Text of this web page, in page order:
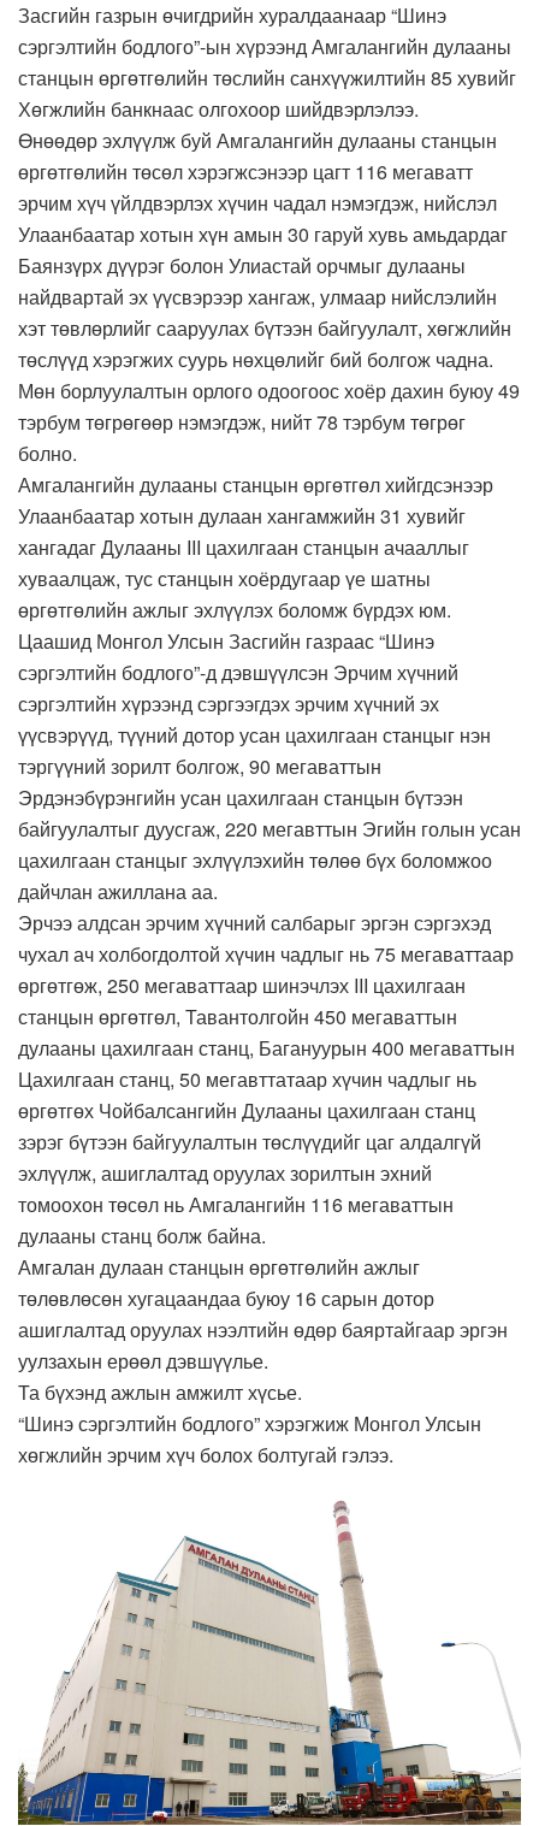
Засгийн газрын өчигдрийн хуралдаанаар “Шинэ
сэргэлтийн бодлого”-ын хүрээнд Амгалангийн дулааны
станцын өргөтгөлийн төслийн санхүүжилтийн 85 хувийг
Хөгжлийн банкнаас олгохоор шийдвэрлэлээ.
Өнөөдөр эхлүүлж буй Амгалангийн дулааны станцын
өргөтгөлийн төсөл хэрэгжсэнээр цагт 116 мегаватт
эрчим хүч үйлдвэрлэх хүчин чадал нэмэгдэж, нийслэл
Улаанбаатар хотын хүн амын 30 гаруй хувь амьдардаг
Баянзүрх дүүрэг болон Улиастай орчмыг дулааны
найдвартай эх үүсвэрээр хангаж, улмаар нийслэлийн
хэт төвлөрлийг сааруулах бүтээн байгуулалт, хөгжлийн
төслүүд хэрэгжих суурь нөхцөлийг бий болгож чадна.
Мөн борлуулалтын орлого одоогоос хоёр дахин буюу 49
тэрбум төгрөгөөр нэмэгдэж, нийт 78 тэрбум төгрөг
болно.
Амгалангийн дулааны станцын өргөтгөл хийгдсэнээр
Улаанбаатар хотын дулаан хангамжийн 31 хувийг
хангадаг Дулааны III цахилгаан станцын ачааллыг
хуваалцаж, тус станцын хоёрдугаар үе шатны
өргөтгөлийн ажлыг эхлүүлэх боломж бүрдэх юм.
Цаашид Монгол Улсын Засгийн газраас “Шинэ
сэргэлтийн бодлого”-д дэвшүүлсэн Эрчим хүчний
сэргэлтийн хүрээнд сэргээгдэх эрчим хүчний эх
үүсвэрүүд, түүний дотор усан цахилгаан станцыг нэн
тэргүүний зорилт болгож, 90 мегаваттын
Эрдэнэбүрэнгийн усан цахилгаан станцын бүтээн
байгуулалтыг дуусгаж, 220 мегавттын Эгийн голын усан
цахилгаан станцыг эхлүүлэхийн төлөө бүх боломжоо
дайчлан ажиллана аа.
Эрчээ алдсан эрчим хүчний салбарыг эргэн сэргэхэд
чухал ач холбогдолтой хүчин чадлыг нь 75 мегаваттаар
өргөтгөж, 250 мегаваттаар шинэчлэх III цахилгаан
станцын өргөтгөл, Тавантолгойн 450 мегаваттын
дулааны цахилгаан станц, Багануурын 400 мегаваттын
Цахилгаан станц, 50 мегавттатаар хүчин чадлыг нь
өргөтгөх Чойбалсангийн Дулааны цахилгаан станц
зэрэг бүтээн байгуулалтын төслүүдийг цаг алдалгүй
эхлүүлж, ашиглалтад оруулах зорилтын эхний
томоохон төсөл нь Амгалангийн 116 мегаваттын
дулааны станц болж байна.
Амгалан дулаан станцын өргөтгөлийн ажлыг
төлөвлөсөн хугацаандаа буюу 16 сарын дотор
ашиглалтад оруулах нээлтийн өдөр баяртайгаар эргэн
уулзахын ерөөл дэвшүүлье.
Та бүхэнд ажлын амжилт хүсье.
“Шинэ сэргэлтийн бодлого” хэрэгжиж Монгол Улсын
хөгжлийн эрчим хүч болох болтугай гэлээ.